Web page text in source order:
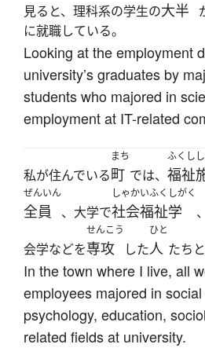
見ると、理科系の学生の大半
に就職している。
Looking at the employment
university’s graduates by
students who majored in
employment at IT-related
私が住んでいる
まち
町 では、
ふくし
福祉
ぜんいん
全員 、大学で
しゃかいふくしがく
社会福祉学
会学などを
せんこう
専攻 した
ひと
人 たち
In the town where I live, all
employees majored in
psychology, education,
related fields at university.